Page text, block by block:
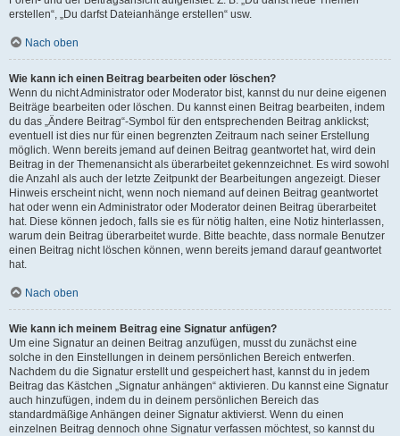
erstellen“, „Du darfst Dateianhänge erstellen“ usw.
Nach oben
Wie kann ich einen Beitrag bearbeiten oder löschen?
Wenn du nicht Administrator oder Moderator bist, kannst du nur deine eigenen
Beiträge bearbeiten oder löschen. Du kannst einen Beitrag bearbeiten, indem
du das „Ändere Beitrag“-Symbol für den entsprechenden Beitrag anklickst;
eventuell ist dies nur für einen begrenzten Zeitraum nach seiner Erstellung
möglich. Wenn bereits jemand auf deinen Beitrag geantwortet hat, wird dein
Beitrag in der Themenansicht als überarbeitet gekennzeichnet. Es wird sowohl
die Anzahl als auch der letzte Zeitpunkt der Bearbeitungen angezeigt. Dieser
Hinweis erscheint nicht, wenn noch niemand auf deinen Beitrag geantwortet
hat oder wenn ein Administrator oder Moderator deinen Beitrag überarbeitet
hat. Diese können jedoch, falls sie es für nötig halten, eine Notiz hinterlassen,
warum dein Beitrag überarbeitet wurde. Bitte beachte, dass normale Benutzer
einen Beitrag nicht löschen können, wenn bereits jemand darauf geantwortet
hat.
Nach oben
Wie kann ich meinem Beitrag eine Signatur anfügen?
Um eine Signatur an deinen Beitrag anzufügen, musst du zunächst eine
solche in den Einstellungen in deinem persönlichen Bereich entwerfen.
Nachdem du die Signatur erstellt und gespeichert hast, kannst du in jedem
Beitrag das Kästchen „Signatur anhängen“ aktivieren. Du kannst eine Signatur
auch hinzufügen, indem du in deinem persönlichen Bereich das
standardmäßige Anhängen deiner Signatur aktivierst. Wenn du einen
einzelnen Beitrag dennoch ohne Signatur verfassen möchtest, so kannst du